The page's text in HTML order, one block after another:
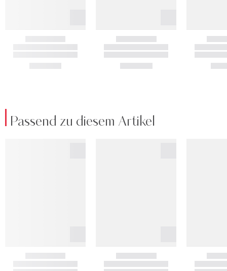
Passend zu diesem Artikel